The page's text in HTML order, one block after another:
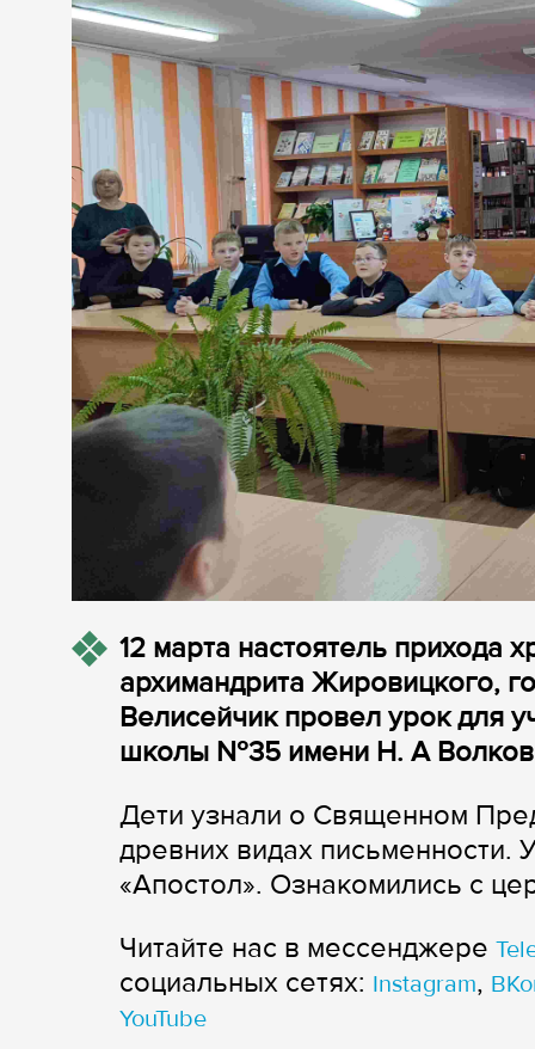
12 марта настоятель
архимандрита Жировицкого,
Велисейчик провел урок для
школы №35 имени Н. А
Дети узнали о Священном
древних видах письменности.
«Апостол». Ознакомились с
Читайте нас в мессенджере
cоциальных сетях: Instagram,
YouTube